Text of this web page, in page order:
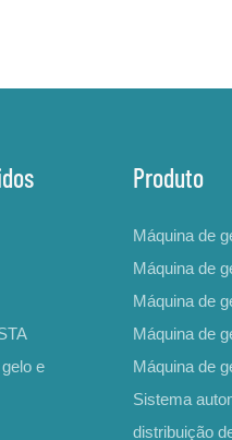
e
Produto
Máquina de
Máquina de
Máquina de
Máquina de
Máquina de
Sistema
distribuição